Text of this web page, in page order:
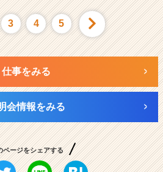
3 4 5
仕事をみる
会情報をみる
ページをシェアする